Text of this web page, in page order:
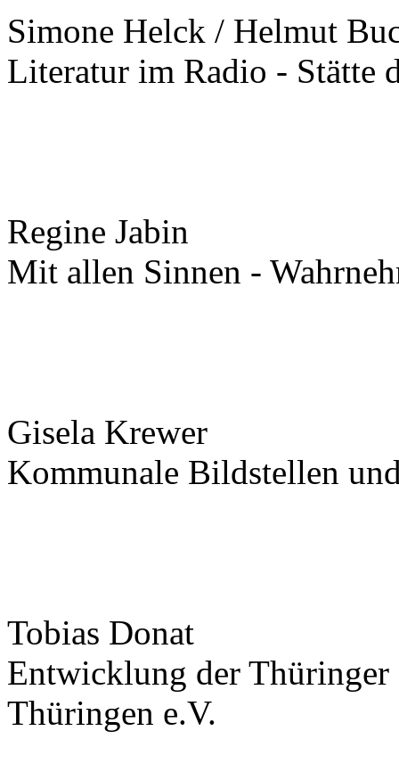
Simone Helck / Helmut
Literatur im Radio - Stätte
Regine Jabin
Mit allen Sinnen -
Gisela Krewer
Kommunale Bildstellen
Tobias Donat
Entwicklung der
Thüringen e.V.